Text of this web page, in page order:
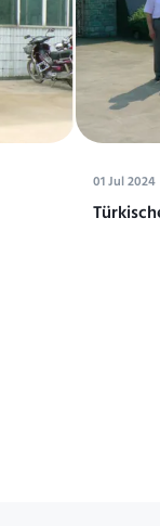
01 Jul 2024